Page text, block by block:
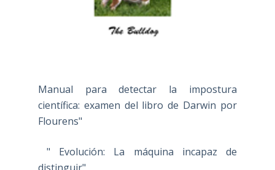
Manual para detectar la impostura
científica: examen del libro de Darwin por
Flourens"
" Evolución: La máquina incapaz de